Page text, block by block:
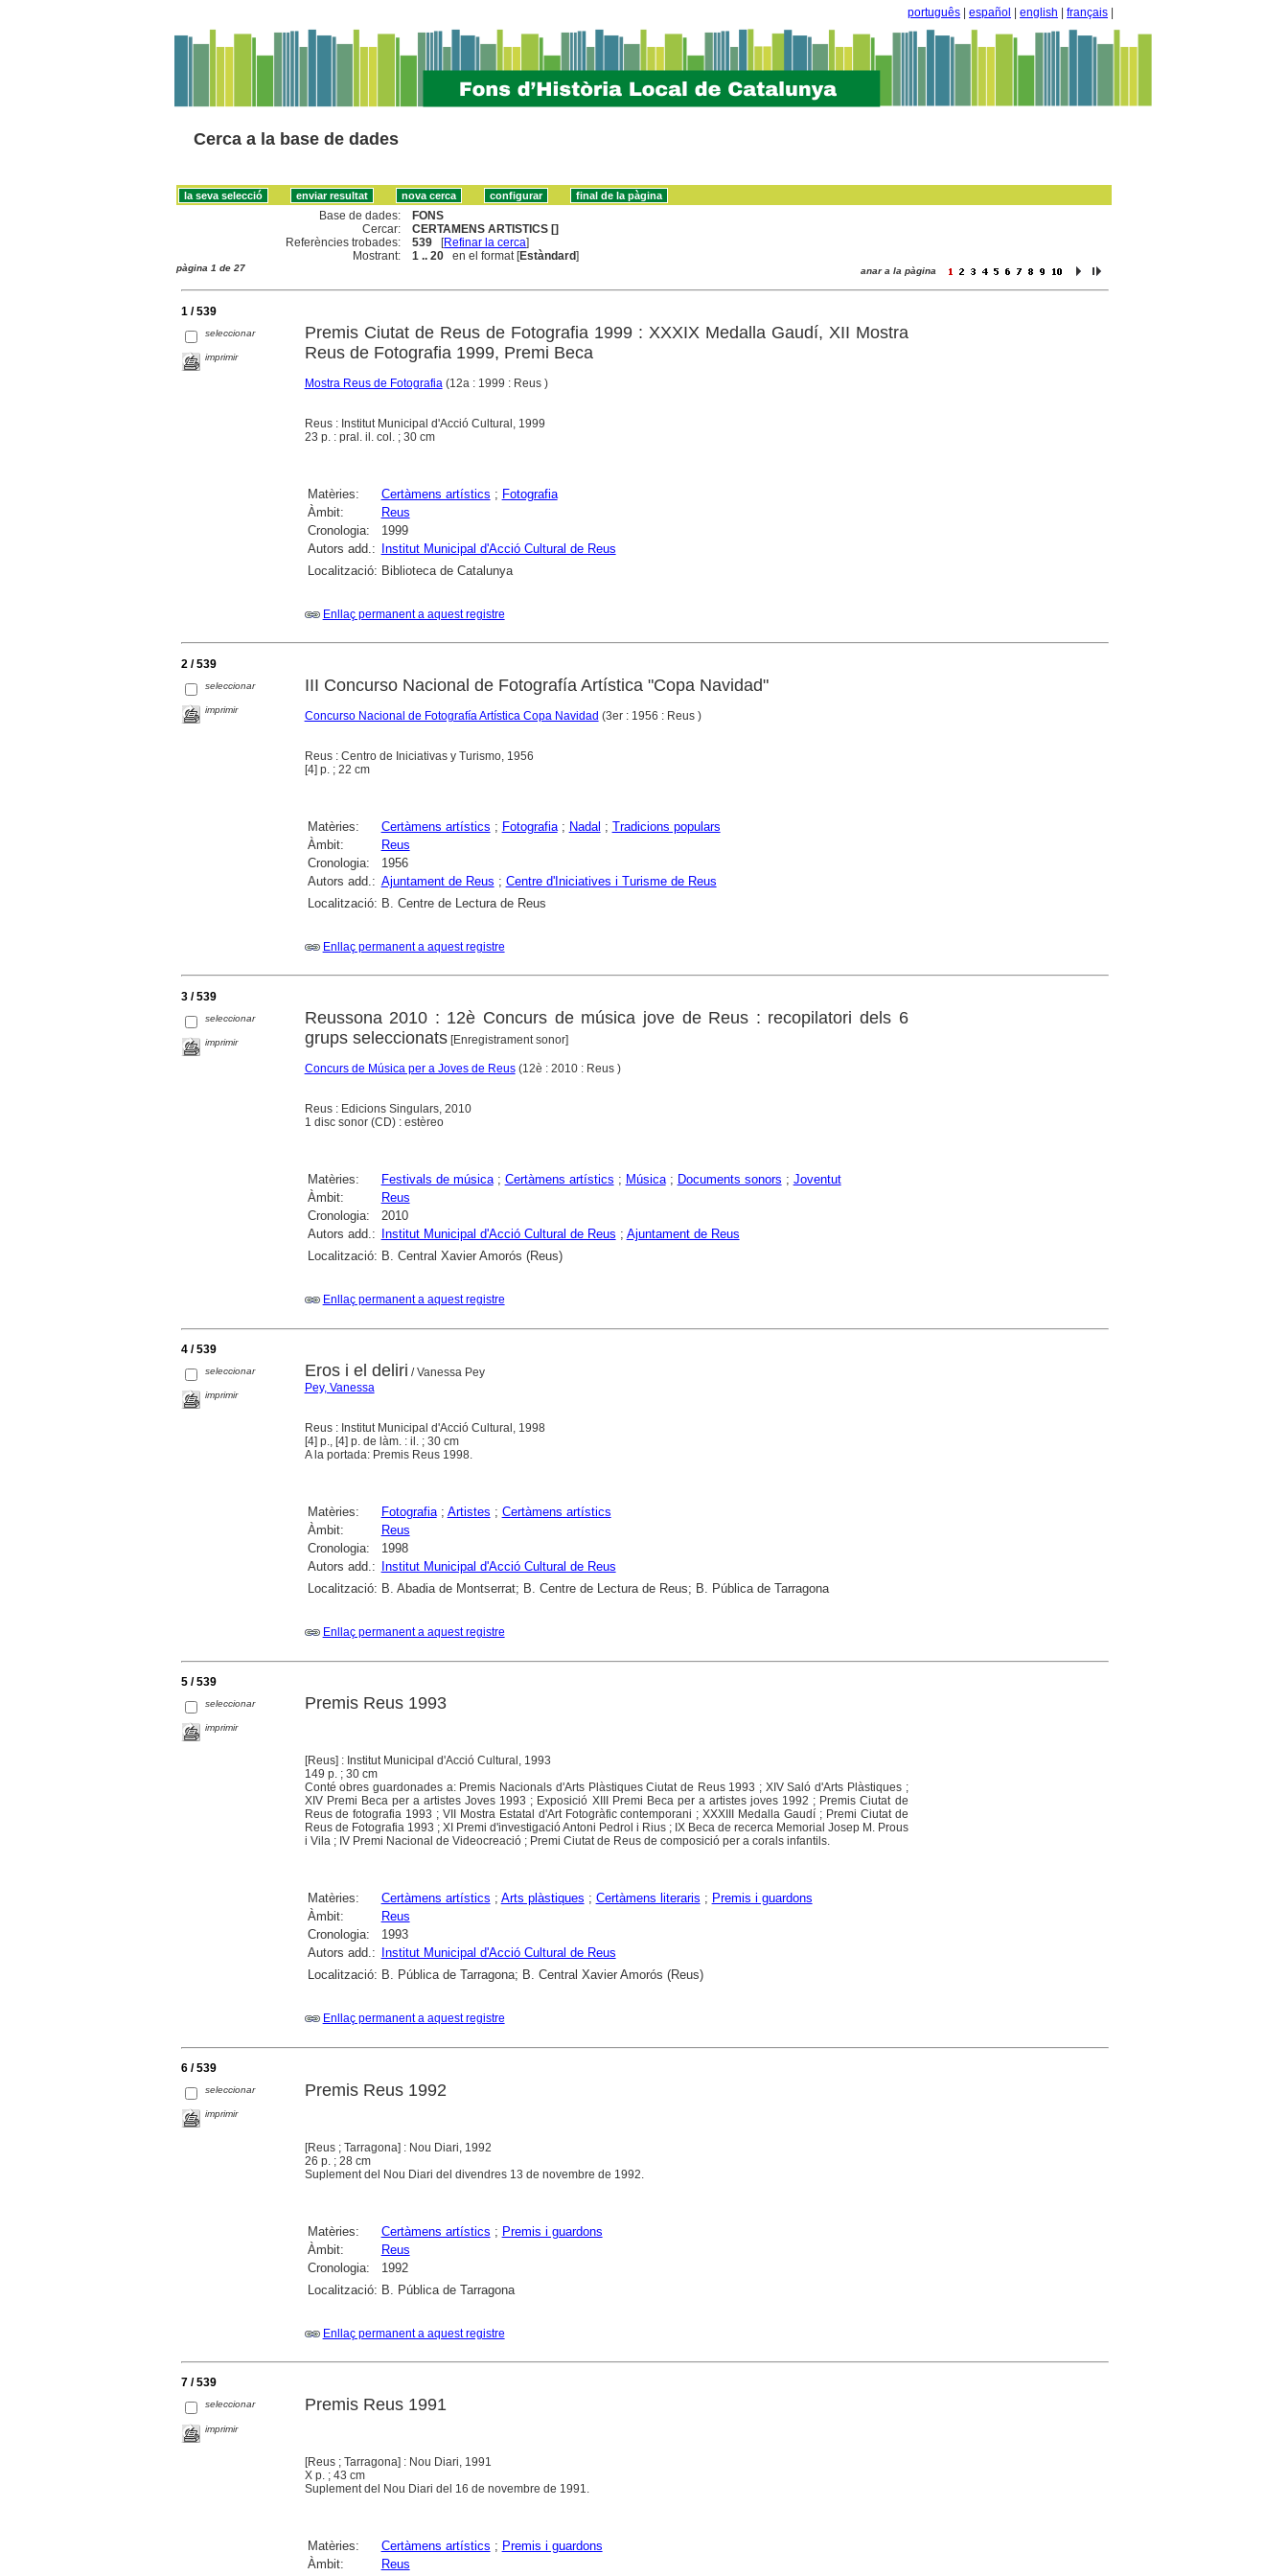
português español english français
Cerca a la base de dades
Base de dades:
FONS
Cercar:
CERTAMENS ARTISTICS []
Referències trobades:
539 [Refinar la cerca]
Mostrant:
1 .. 20 en el format [Estàndard]
pàgina 1 de 27 anar a la pàgina
1 / 539
seleccionar
imprimir
Premis Ciutat de Reus de Fotografia 1999 : XXXIX Medalla Gaudí, XII Mostra
Reus de Fotografia 1999, Premi Beca
Mostra Reus de Fotografia(12a : 1999 : Reus )
Reus : Institut Municipal d'Acció Cultural, 1999
23 p. : pral. il. col. ; 30 cm
Matèries: Certàmens artístics ; Fotografia
Àmbit:
Reus
Cronologia:
1999
Autors add.:
Institut Municipal d'Acció Cultural de Reus
Localització: Biblioteca de Catalunya
Enllaç permanent a aquest registre
2 / 539
seleccionar
imprimir
III Concurso Nacional de Fotografía Artística "Copa Navidad"
Concurso Nacional de Fotografía Artística Copa Navidad (3er : 1956 : Reus )
Reus : Centro de Iniciativas y Turismo, 1956
[4] p. ; 22 cm
Matèries: Certàmens artístics ; Fotografia; Nadal ; Tradicions populars
Àmbit:
Reus
Cronologia:
1956
Autors add.: Ajuntament de Reus ; Centre d'Iniciatives i Turisme de Reus
Localització: B. Centre de Lectura de Reus
Enllaç permanent a aquest registre
3 / 539
seleccionar
imprimir
Reussona 2010 : 12è Concurs de música jove de Reus : recopilatori dels 6
grups seleccionats[Enregistrament sonor]
Concurs de Música per a Joves de Reus(12è : 2010 : Reus )
Reus : Edicions Singulars, 2010
1 disc sonor (CD) : estèreo
Matèries: Festivals de música; Certàmens artístics ; Música; Documents sonors ; Joventut
Àmbit:
Reus
Cronologia:
2010
Autors add.:
Institut Municipal d'Acció Cultural de Reus ; Ajuntament de Reus
Localització: B. Central Xavier Amorós (Reus)
Enllaç permanent a aquest registre
4 / 539
seleccionar
imprimir
Eros i el deliri / Vanessa Pey
Pey, Vanessa
Reus : Institut Municipal d'Acció Cultural, 1998
[4] p., [4] p. de làm. : il. ; 30 cm
A la portada: Premis Reus 1998.
Matèries: Fotografia; Artistes ; Certàmens artístics
Àmbit:
Reus
Cronologia:
1998
Autors add.:
Institut Municipal d'Acció Cultural de Reus
Localització: B. Abadia de Montserrat; B. Centre de Lectura de Reus; B. Pública de Tarragona
Enllaç permanent a aquest registre
5 / 539
seleccionar
imprimir
Premis Reus 1993
[Reus] : Institut Municipal d'Acció Cultural, 1993
149 p. ; 30 cm
Conté obres guardonades a: Premis Nacionals d'Arts Plàstiques Ciutat de Reus 1993 ; XIV Saló d'Arts Plàstiques ;
XIV Premi Beca per a artistes Joves 1993 ; Exposició XIII Premi Beca per a artistes joves 1992 ; Premis Ciutat de
Reus de fotografia 1993 ; VII Mostra Estatal d'Art Fotogràfic contemporani ; XXXIII Medalla Gaudí ; Premi Ciutat de
Reus de Fotografia 1993 ; XI Premi d'investigació Antoni Pedrol i Rius ; IX Beca de recerca Memorial Josep M. Prous
i Vila ; IV Premi Nacional de Videocreació ; Premi Ciutat de Reus de composició per a corals infantils.
Matèries: Certàmens artístics ; Arts plàstiques ; Certàmens literaris ; Premis i guardons
Àmbit:
Reus
Cronologia:
1993
Autors add.:
Institut Municipal d'Acció Cultural de Reus
Localització: B. Pública de Tarragona; B. Central Xavier Amorós (Reus)
Enllaç permanent a aquest registre
6 / 539
seleccionar
imprimir
Premis Reus 1992
[Reus ; Tarragona] : Nou Diari, 1992
26 p. ; 28 cm
Suplement del Nou Diari del divendres 13 de novembre de 1992.
Matèries: Certàmens artístics ; Premis i guardons
Àmbit:
Reus
Cronologia:
1992
Localització: B. Pública de Tarragona
Enllaç permanent a aquest registre
7 / 539
seleccionar
imprimir
Premis Reus 1991
[Reus ; Tarragona] : Nou Diari, 1991
X p. ; 43 cm
Suplement del Nou Diari del 16 de novembre de 1991.
Matèries: Certàmens artístics ; Premis i guardons
Àmbit:
Reus